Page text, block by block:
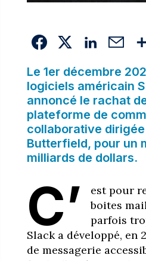
Le 1er décembre
logiciels américain
annoncé le rachat
plateforme de
collaborative
Butterfield, pour un
milliards de dollars.
C’
est pour
boites
parfois
Slack a développé, en
de messagerie